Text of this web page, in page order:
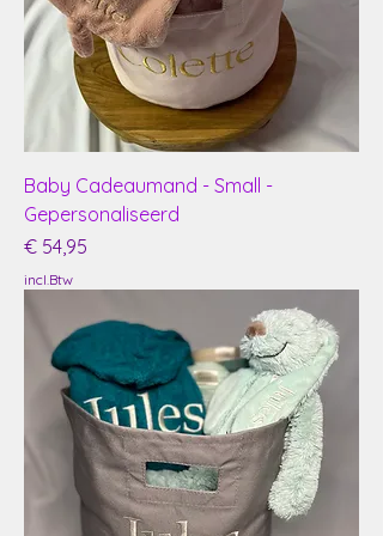
Baby Cadeaumand - Small -
Gepersonaliseerd
Prijs
€ 54,95
incl.Btw